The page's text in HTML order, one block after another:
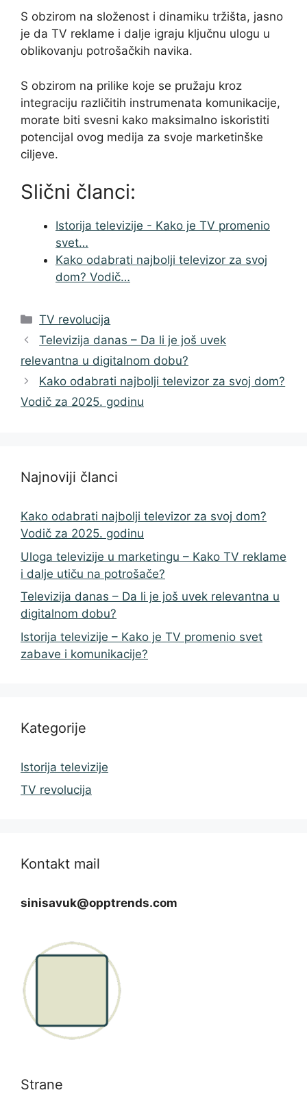
S obzirom na složenost i dinamiku tržišta, jasno
je da TV reklame i dalje igraju ključnu ulogu u
oblikovanju potrošačkih navika.
S obzirom na prilike koje se pružaju kroz
integraciju različitih instrumenata komunikacije,
morate biti svesni kako maksimalno iskoristiti
potencijal ovog medija za svoje marketinške
ciljeve.
Slični članci:
Istorija televizije - Kako je TV promenio
svet…
Kako odabrati najbolji televizor za svoj
dom? Vodič…
Categories
TV revolucija
Televizija danas – Da li je još uvek
relevantna u digitalnom dobu?
Kako odabrati najbolji televizor za svoj dom?
Vodič za 2025. godinu
Najnoviji članci
Kako odabrati najbolji televizor za svoj dom?
Vodič za 2025. godinu
Uloga televizije u marketingu – Kako TV reklame
i dalje utiču na potrošače?
Televizija danas – Da li je još uvek relevantna u
digitalnom dobu?
Istorija televizije – Kako je TV promenio svet
zabave i komunikacije?
Kategorije
Istorija televizije
TV revolucija
Kontakt mail
sinisavuk@opptrends.com
Strane